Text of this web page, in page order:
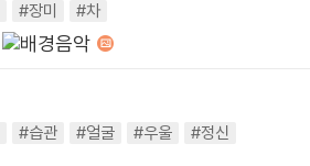
#장미 #차
#습관 #얼굴 #우울
#정신